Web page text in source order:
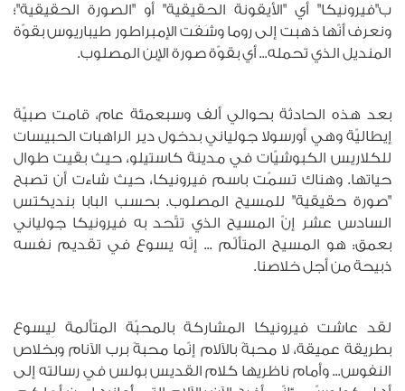
ب"فيرونيكا" أي "الأيقونة الحقيقية" أو "الصورة الحقيقية"؛
ونعرف أنّها ذهبت إلى روما وشَفَت الإمبراطور طيباريوس بقوّة
المنديل الذي تحمله... أي بقوّة صورة الإبن المصلوب.
بعد هذه الحادثة بحوالي ألف وسبعمئة عام، قامت صبيّة
إيطاليّة وهي أورسولا جولياني بدخول دير الراهبات الحبيسات
للكلاريس الكبوشيّات في مدينة كاستيلو، حيث بقيت طوال
حياتها. وهناك تسمّت باسم فيرونيكا، حيث شاءت أن تصبح
"صورة حقيقية" للمسيح المصلوب. بحسب البابا بنديكتس
السادس عشر إنّ المسيح الذي تتّحد به فيرونيكا جولياني
بعمق: هو المسيح المتألّم ... إنّه يسوع في تقديم نفسه
ذبيحة من أجل خلاصنا.
لقد عاشت فيرونيكا المشاركة بالمحبّة المتألمة لِيسوع
بطريقة عميقة، لا محبةً بالآلام إنّما محبةً برب الآنام وبخلاص
النفوس... وأمام ناظريها كلام القديس بولس في رسالته إلى